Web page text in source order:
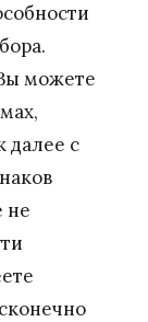
можете
далее с
не